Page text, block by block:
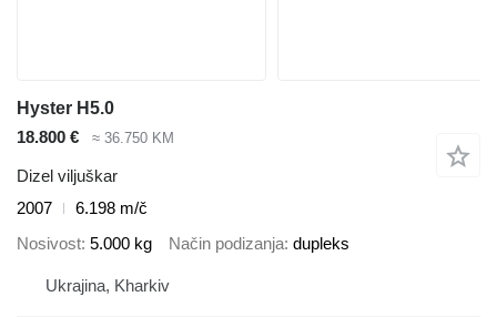
Hyster H5.0
18.800 €
≈ 36.750 KM
Dizel viljuškar
2007
6.198 m/č
Nosivost 5.000 kg Način podizanja dupleks
Ukrajina, Kharkiv